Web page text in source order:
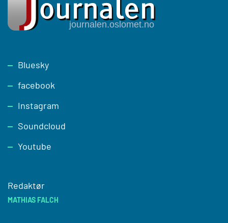
Footer
Bluesky
facebook
Instagram
Soundcloud
Youtube
Redaktør
MATHIAS FALCH